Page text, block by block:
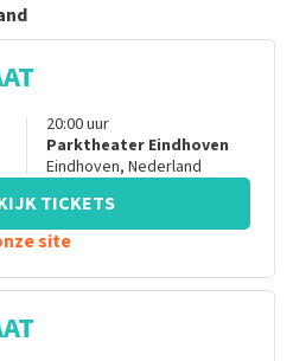
20:00uur
Parktheater Eindhoven
Eindhoven, Nederland
TICKETS
site